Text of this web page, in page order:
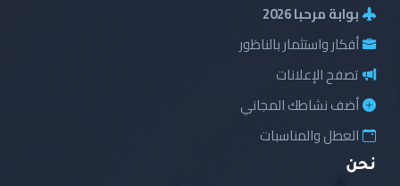
بوابة مرحبا 2026
أفكار واستثمار بالناظور
تصفح الإعلانات
أضف نشاطك المجاني
العطل والمناسبات
نحن